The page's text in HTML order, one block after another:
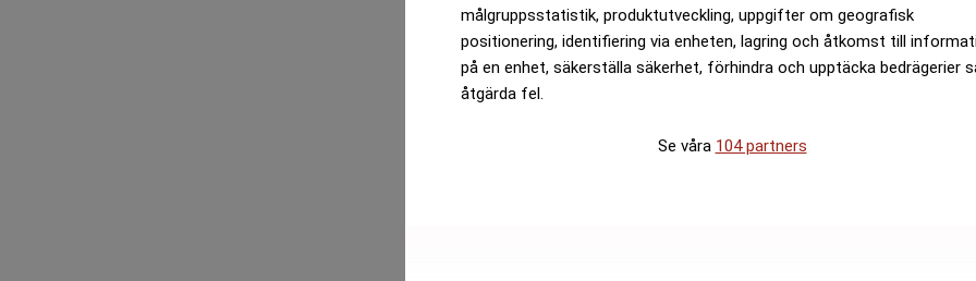
målgruppsstatistik, produktutveckling, uppgifter om geografisk
positionering, identifiering via enheten, lagring och åtkomst till
på en enhet, säkerställa säkerhet, förhindra och upptäcka bedrägerier
åtgärda fel.
Se våra 104 partners